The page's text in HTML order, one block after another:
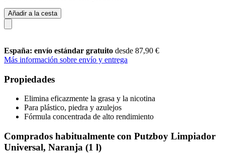
Añadir a la cesta
España: envío estándar gratuito desde 87,90 €
Más información sobre envío y entrega
Propiedades
Elimina eficazmente la grasa y la nicotina
Para plástico, piedra y azulejos
Fórmula concentrada de alto rendimiento
Comprados habitualmente con Putzboy Limpiador
Universal, Naranja (1 l)